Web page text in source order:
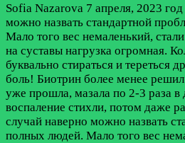
Sofia Nazarova 7 апреля, 2023 год
можно назвать стандартной
Мало того вес немаленький,
на суставы нагрузка огромная.
буквально стираться и тереться
боль! Биотрин более менее
уже прошла, мазала по 2-3 раза в
воспаление стихли, потом даже
случай наверно можно назвать
полных людей. Мало того вес